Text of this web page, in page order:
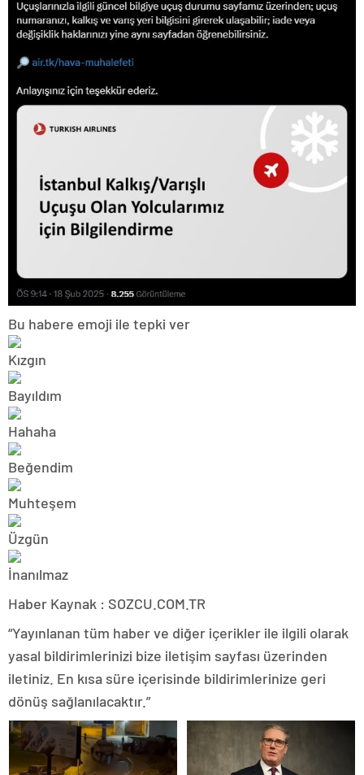
Bu habere emoji ile tepki ver
Haber Kaynak : SOZCU.COM.TR
“Yayınlanan tüm haber ve diğer içerikler ile ilgili olarak
yasal bildirimlerinizi bize iletişim sayfası üzerinden
iletiniz. En kısa süre içerisinde bildirimlerinize geri
dönüş sağlanılacaktır.”